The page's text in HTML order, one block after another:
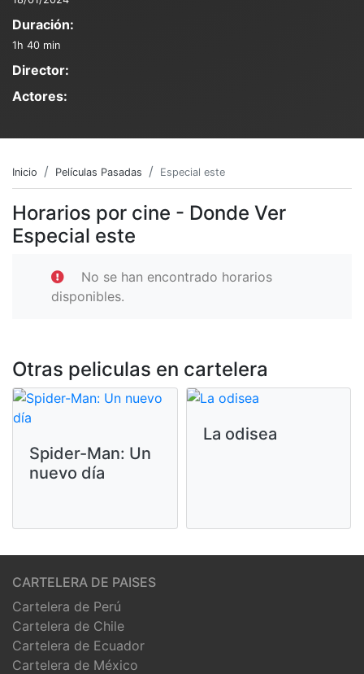
Duración:
1h 40 min
Director:
Actores:
Inicio Películas Pasadas Especial este
Horarios por cine - Donde Ver
Especial este
No se han encontrado horarios
disponibles.
Otras peliculas en cartelera
Spider-Man: Un
nuevo día
La odisea
CARTELERA DE PAISES
Cartelera de Perú
Cartelera de Chile
Cartelera de Ecuador
Cartelera de México